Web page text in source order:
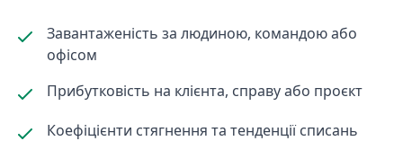
Завантаженість за людиною, командою або
офісом
Прибутковість на клієнта, справу або проєкт
Коефіцієнти стягнення та тенденції списань